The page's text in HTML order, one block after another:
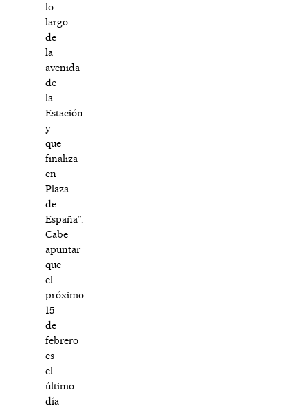
lo
largo
de
la
avenida
de
la
Estación
y
que
finaliza
en
Plaza
de
España”.
Cabe
apuntar
que
el
próximo
15
de
febrero
es
el
último
día